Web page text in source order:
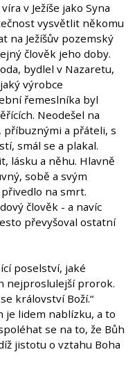
v Ježíše jako Syna
vysvětlit někomu
na Ježíšův pozemský
člověk jeho doby.
bydlel v Nazaretu,
výrobce
řemeslníka byl
Neodešel na
příbuznými a přáteli, s
smál se a plakal.
lásku a něhu. Hlavně
sobě a svým
na smrt.
člověk - a navíc
převyšoval ostatní
poselství, jaké
nejproslulejší prorok.
království Boží.“
je lidem nablízku, a to
se na to, že Bůh
jistotu o vztahu Boha